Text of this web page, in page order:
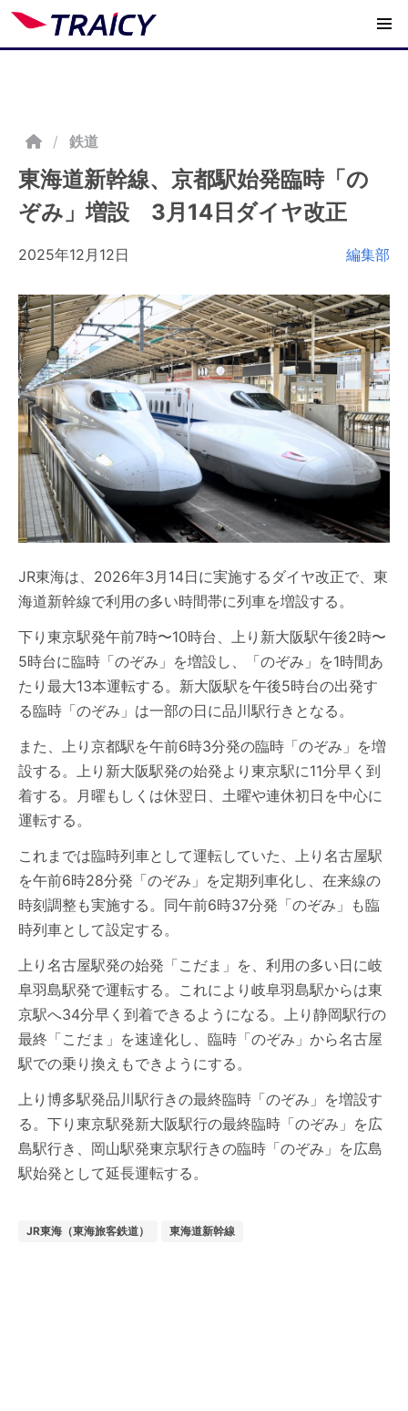
/ 鉄道
東海道新幹線、京都駅始発臨時「の
ぞみ」増設 3月14日ダイヤ改正
2025年12月12日 編集部
JR東海は、2026年3月14日に実施するダイヤ改正で、東
海道新幹線で利用の多い時間帯に列車を増設する。
下り東京駅発午前7時〜10時台、上り新大阪駅午後2時〜
5時台に臨時「のぞみ」を増設し、「のぞみ」を1時間あ
たり最大13本運転する。新大阪駅を午後5時台の出発す
る臨時「のぞみ」は一部の日に品川駅行きとなる。
また、上り京都駅を午前6時3分発の臨時「のぞみ」を増
設する。上り新大阪駅発の始発より東京駅に11分早く到
着する。月曜もしくは休翌日、土曜や連休初日を中心に
運転する。
これまでは臨時列車として運転していた、上り名古屋駅
を午前6時28分発「のぞみ」を定期列車化し、在来線の
時刻調整も実施する。同午前6時37分発「のぞみ」も臨
時列車として設定する。
上り名古屋駅発の始発「こだま」を、利用の多い日に岐
阜羽島駅発で運転する。これにより岐阜羽島駅からは東
京駅へ34分早く到着できるようになる。上り静岡駅行の
最終「こだま」を速達化し、臨時「のぞみ」から名古屋
駅での乗り換えもできようにする。
上り博多駅発品川駅行きの最終臨時「のぞみ」を増設す
る。下り東京駅発新大阪駅行の最終臨時「のぞみ」を広
島駅行き、岡山駅発東京駅行きの臨時「のぞみ」を広島
駅始発として延長運転する。
JR東海（東海旅客鉄道） 東海道新幹線